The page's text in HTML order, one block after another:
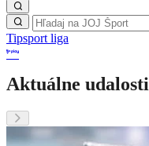
Tipsport liga
Aktuálne udalosti